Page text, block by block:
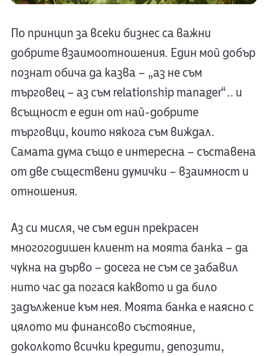
По принцип за всеки бизнес са важни
добрите взаимоотношения. Един мой добър
познат обича да казва – „аз не съм
търговец – аз съм relationship manager“… и
всъщност е един от най-добрите
търговци, които някога съм виждал.
Самата дума също е интересна – съставена
от две съществени думички – взаимност и
отношения.
Аз си мисля, че съм един прекрасен
многогодишен клиент на моята банка – да
чукна на дърво – досега не съм се забавил
нито час да погася каквото и да било
задължение към нея. Моята банка е наясно с
цялото ми финансово състояние,
доколкото всички кредити, депозити,